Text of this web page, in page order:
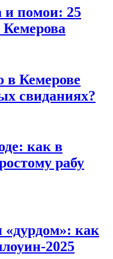
и помои: 25
Кемерове
свиданиях?
как в
рабу
как
2025